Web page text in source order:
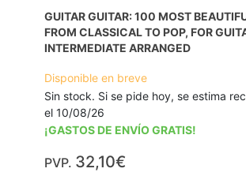
GUITAR GUITAR: 100 MOST
FROM CLASSICAL TO POP, FOR
INTERMEDIATE ARRANGED
Disponible en breve
Sin stock. Si se pide hoy, se estima
el 10/08/26
¡GASTOS DE ENVÍO GRATIS!
PVP. 32,10€